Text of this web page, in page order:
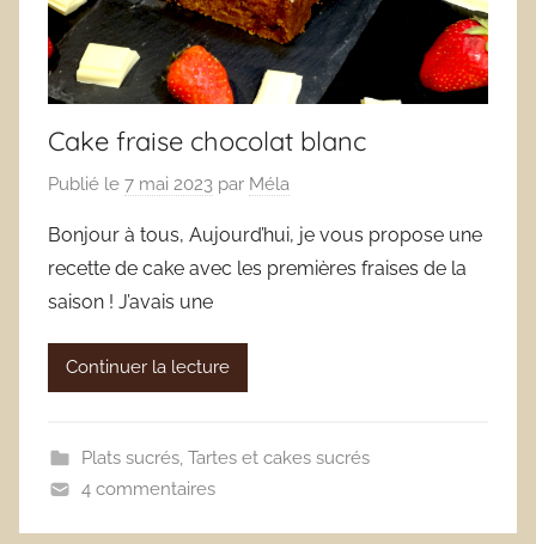
Cake fraise chocolat blanc
Publié le 7 mai 2023 par Méla
Bonjour à tous, Aujourd’hui, je vous propose une
recette de cake avec les premières fraises de la
saison ! J’avais une
Continuer la lecture
Plats sucrés, Tartes et cakes sucrés
4 commentaires